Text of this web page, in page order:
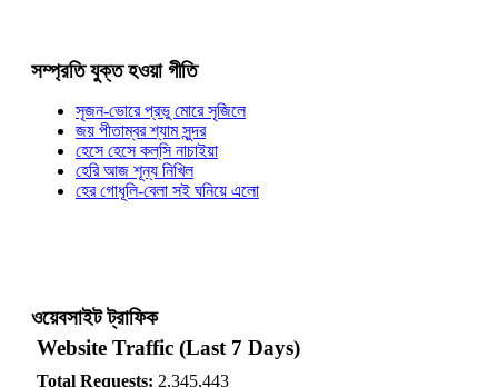
সম্প্রতি যুক্ত হওয়া গীতি
সৃজন-ভোরে প্রভু মোরে সৃজিলে
জয় পীতাম্বর শ্যাম সুন্দর
হেসে হেসে কল্‌সি নাচাইয়া
হেরি আজ শূন্য নিখিল
হের গোধূলি-বেলা সই ঘনিয়ে এলো
ওয়েবসাইট ট্রাফিক
Website Traffic (Last 7 Days)
Total Requests: 2,345,443